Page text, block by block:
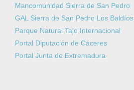
Mancomunidad Sierra de San Pedro
GAL Sierra de San Pedro Los Baldíos
Parque Natural Tajo Internacional
Portal Diputación de Cáceres
Portal Junta de Extremadura